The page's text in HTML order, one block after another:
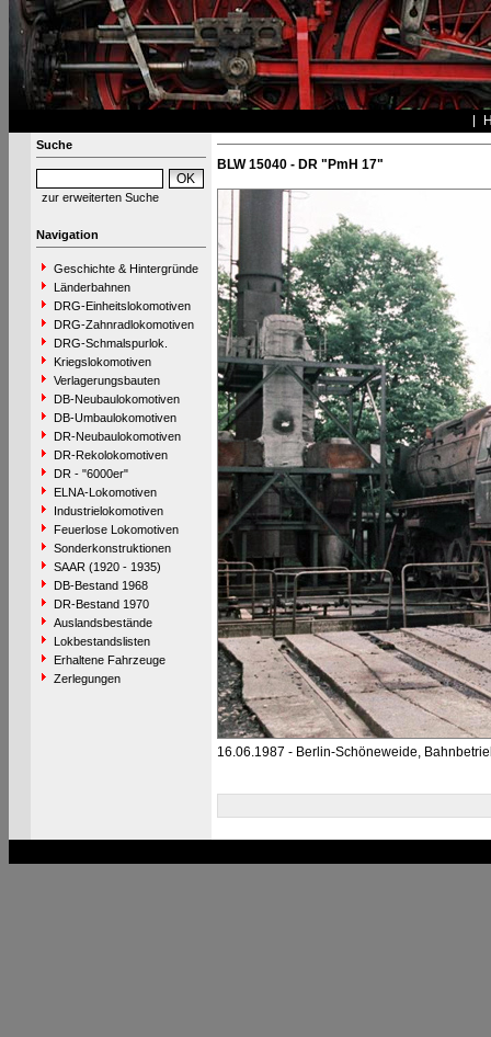
Suche
zur erweiterten Suche
Navigation
Geschichte & Hintergründe
Länderbahnen
DRG-Einheitslokomotiven
DRG-Zahnradlokomotiven
DRG-Schmalspurlok.
Kriegslokomotiven
Verlagerungsbauten
DB-Neubaulokomotiven
DB-Umbaulokomotiven
DR-Neubaulokomotiven
DR-Rekolokomotiven
DR - "6000er"
ELNA-Lokomotiven
Industrielokomotiven
Feuerlose Lokomotiven
Sonderkonstruktionen
SAAR (1920 - 1935)
DB-Bestand 1968
DR-Bestand 1970
Auslandsbestände
Lokbestandslisten
Erhaltene Fahrzeuge
Zerlegungen
BLW 15040 - DR "PmH 17"
16.06.1987 - Berlin-Schöneweide,